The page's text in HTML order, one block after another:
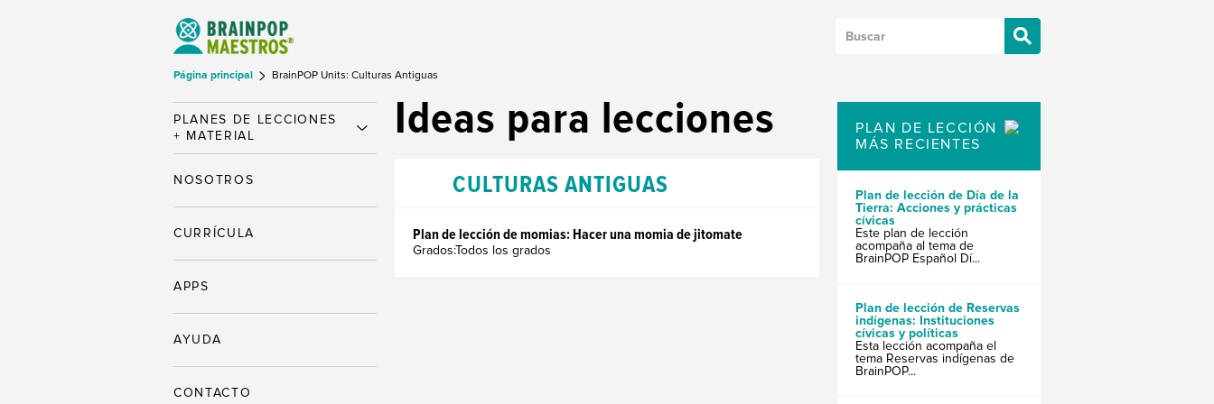
Página principal BrainPOP Units: Culturas Antiguas
Ideas para lecciones
CULTURAS ANTIGUAS
Plan de lección de momias: Hacer una momia de jitomate
Grados:Todos los grados
PLAN DE LECCIÓN
MÁS RECIENTES
Plan de lección de Día de la
Tierra: Acciones y prácticas
cívicas
Este plan de lección
acompaña al tema de
BrainPOP Español Dí...
Plan de lección de Reservas
indígenas: Instituciones
cívicas y políticas
Esta lección acompaña el
tema Reservas indígenas de
BrainPOP...
PLANES DE LECCIONES
+ MATERIAL
NOSOTROS
CURRÍCULA
APPS
AYUDA
CONTACTO